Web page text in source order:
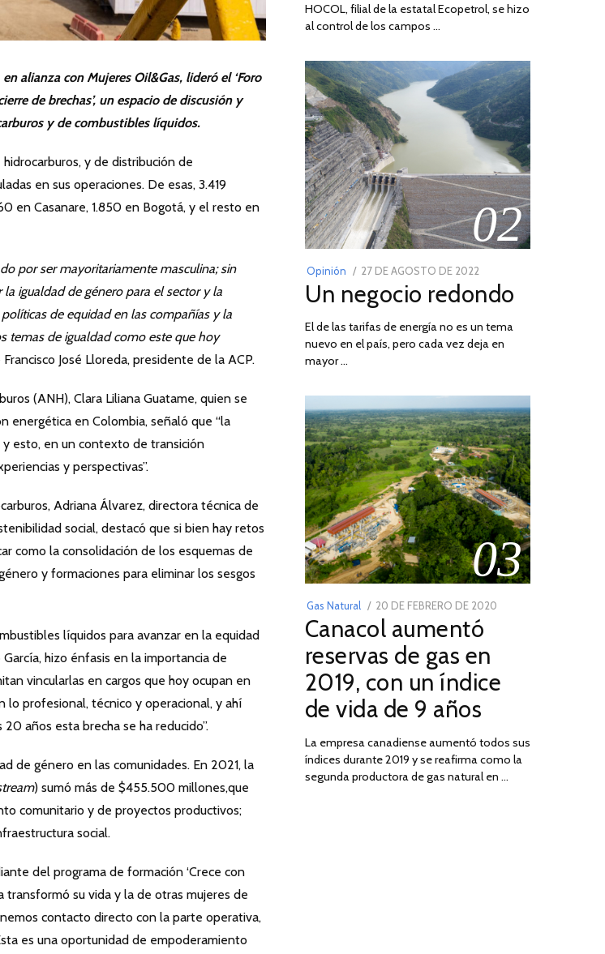
alianza con Mujeres Oil&Gas, lideró el ‘Foro
de brechas’, un espacio de discusión y
y de combustibles líquidos.
y de distribución de
en sus operaciones. De esas, 3.419
en Casanare, 1.850 en Bogotá, y el resto en
por ser mayoritariamente masculina; sin
igualdad de género para el sector y la
de equidad en las compañías y la
temas de igualdad como este que hoy
Francisco José Lloreda, presidente de la ACP.
(ANH), Clara Liliana Guatame, quien se
energética en Colombia, señaló que “la
y esto, en un contexto de transición
y perspectivas”.
Adriana Álvarez, directora técnica de
social, destacó que si bien hay retos
como la consolidación de los esquemas de
y formaciones para eliminar los sesgos
líquidos para avanzar en la equidad
hizo énfasis en la importancia de
vincularlas en cargos que hoy ocupan en
lo profesional, técnico y operacional, y ahí
años esta brecha se ha reducido”.
de género en las comunidades. En 2021, la
) sumó más de $455.500 millones,que
comunitario y de proyectos productivos;
social.
del programa de formación ‘Crece con
transformó su vida y la de otras mujeres de
contacto directo con la parte operativa,
es una oportunidad de empoderamiento
HOCOL, filial de la estatal Ecopetrol, se hizo
al control de los campos …
02
Opinión
POSTED
ON
27 DE AGOSTO DE 2022
DE
DE
2022
Un negocio redondo
El de las tarifas de energía no es un tema
nuevo en el país, pero cada vez deja en
mayor …
03
Gas Natural
POSTED
ON
20 DE FEBRERO DE 2020
2025
Canacol aumentó
reservas de gas en
2019, con un índice
de vida de 9 años
La empresa canadiense aumentó todos sus
índices durante 2019 y se reafirma como la
segunda productora de gas natural en …